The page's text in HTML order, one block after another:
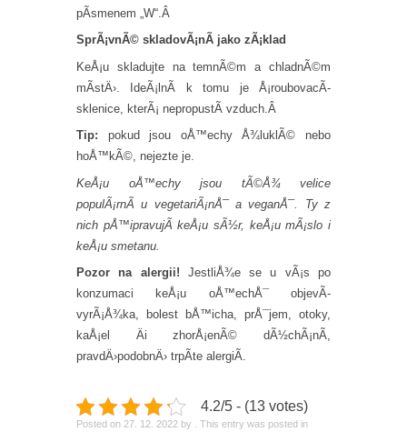
pÃ­smenem „W“.Â
SprÃ¡vnÃ© skladovÃ¡nÃ­ jako zÃ¡klad
KeÅ¡u skladujte na temnÃ©m a chladnÃ©m
mÃ­stÄ›. IdeÃ¡lnÃ­ k tomu je Å¡roubovacÃ­
sklenice, kterÃ¡ nepropustÃ­ vzduch.Â
Tip: pokud jsou oÅ™echy Å¾luklÃ© nebo
hoÅ™kÃ©, nejezte je.
KeÅ¡u oÅ™echy jsou tÃ©Å¾ velice
populÃ¡rnÃ­ u vegetariÃ¡nÅ¯ a veganÅ¯. Ty z
nich pÅ™ipravujÃ­ keÅ¡u sÃ½r, keÅ¡u mÃ¡slo i
keÅ¡u smetanu.
Pozor na alergii! JestliÅ¾e se u vÃ¡s po
konzumaci keÅ¡u oÅ™echÅ¯ objevÃ­
vyrÃ¡Å¾ka, bolest bÅ™icha, prÅ¯jem, otoky,
kaÅ¡el Äi zhorÅ¡enÃ© dÃ½chÃ¡nÃ­,
pravdÄ›podobnÄ› trpÃ­te alergiÃ­.
4.2/5 - (13 votes)
Posted on 27. 12. 2022 by
. This entry was posted in